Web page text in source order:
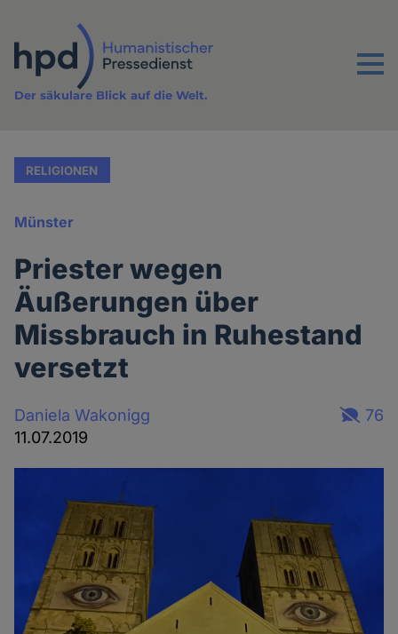
Inhalt
Menu
Der säkulare Blick auf die Welt.
RELIGIONEN
Münster
Priester wegen
Äußerungen über
Missbrauch in Ruhestand
versetzt
Daniela Wakonigg
11.07.2019
76